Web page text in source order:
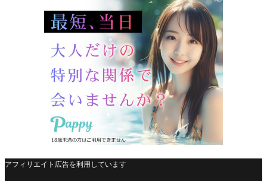
アフィリエイト広告を利用しています